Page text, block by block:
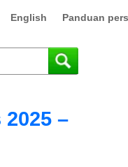
English Panduan
–